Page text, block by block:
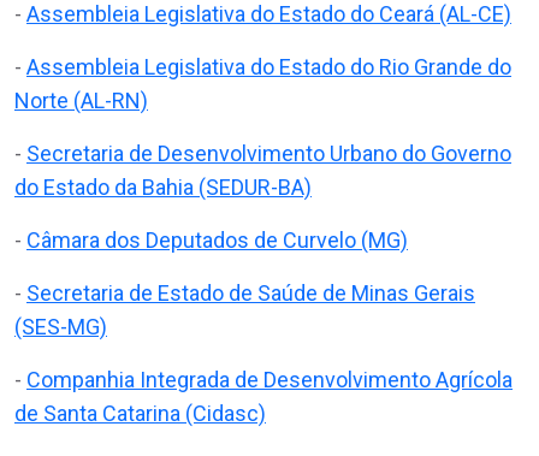
- Assembleia Legislativa do Estado do Ceará (AL-CE)
- Assembleia Legislativa do Estado do Rio Grande do
Norte (AL-RN)
- Secretaria de Desenvolvimento Urbano do Governo
do Estado da Bahia (SEDUR-BA)
- Câmara dos Deputados de Curvelo (MG)
- Secretaria de Estado de Saúde de Minas Gerais
(SES-MG)
- Companhia Integrada de Desenvolvimento Agrícola
de Santa Catarina (Cidasc)